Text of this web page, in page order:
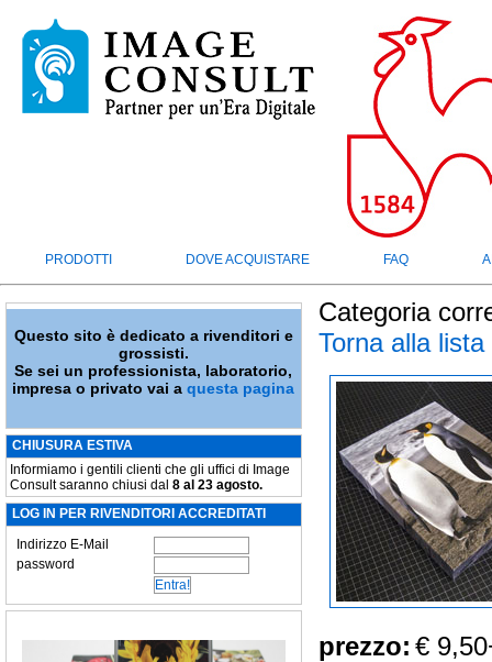
PRODOTTI DOVE ACQUISTARE FAQ
Questo sito è dedicato a rivenditori e
grossisti.
Se sei un professionista, laboratorio,
impresa o privato vai aquesta pagina
CHIUSURA ESTIVA
Informiamo i gentili clienti che gli uffici di Image
Consult saranno chiusi dal 8 al 23 agosto.
LOG IN PER RIVENDITORI ACCREDITATI
Indirizzo E-Mail
password
Categoria
Torna alla lista
prezzo: € 9,50